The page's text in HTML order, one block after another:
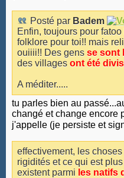
Posté par Badem
Enfin, toujours pour
folklore pour toi!! mais
ouiiii!! Des gens se sont
des villages ont été
A méditer.....
tu parles bien au
changé et change encore
j'appelle (je persiste et
effectivement, les
rigidités et ce qui est
existent parmi les natifs